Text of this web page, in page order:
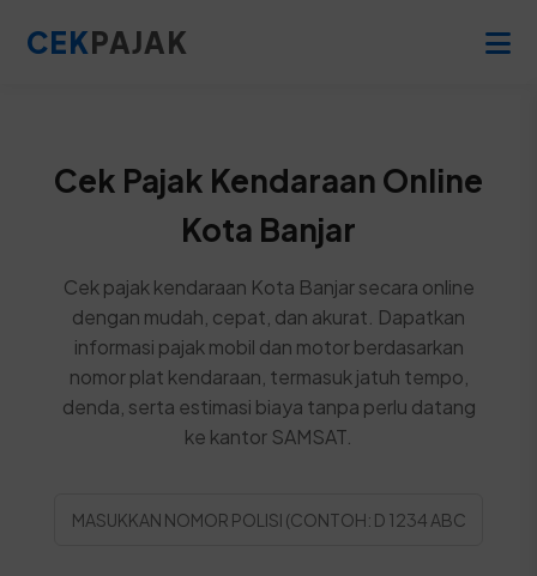
CEKPAJAK
Cek Pajak Kendaraan Online
Kota Banjar
Cek pajak kendaraan Kota Banjar secara online
dengan mudah, cepat, dan akurat. Dapatkan
informasi pajak mobil dan motor berdasarkan
nomor plat kendaraan, termasuk jatuh tempo,
denda, serta estimasi biaya tanpa perlu datang
ke kantor SAMSAT.